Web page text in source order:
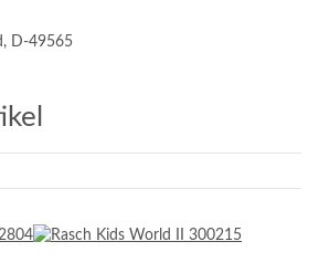
D-49565